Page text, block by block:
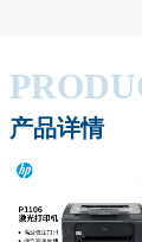
产品详情